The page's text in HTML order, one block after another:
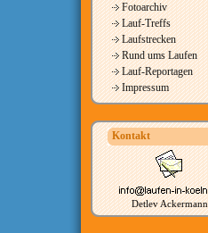
Fotoarchiv
Lauf-Treffs
Laufstrecken
Rund ums Laufen
Lauf-Reportagen
Impressum
Kontakt
Detlev Ackermann